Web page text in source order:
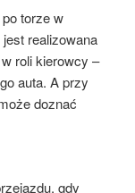
torze w
realizowana
roli kierowcy –
auta. A przy
doznać
gdy